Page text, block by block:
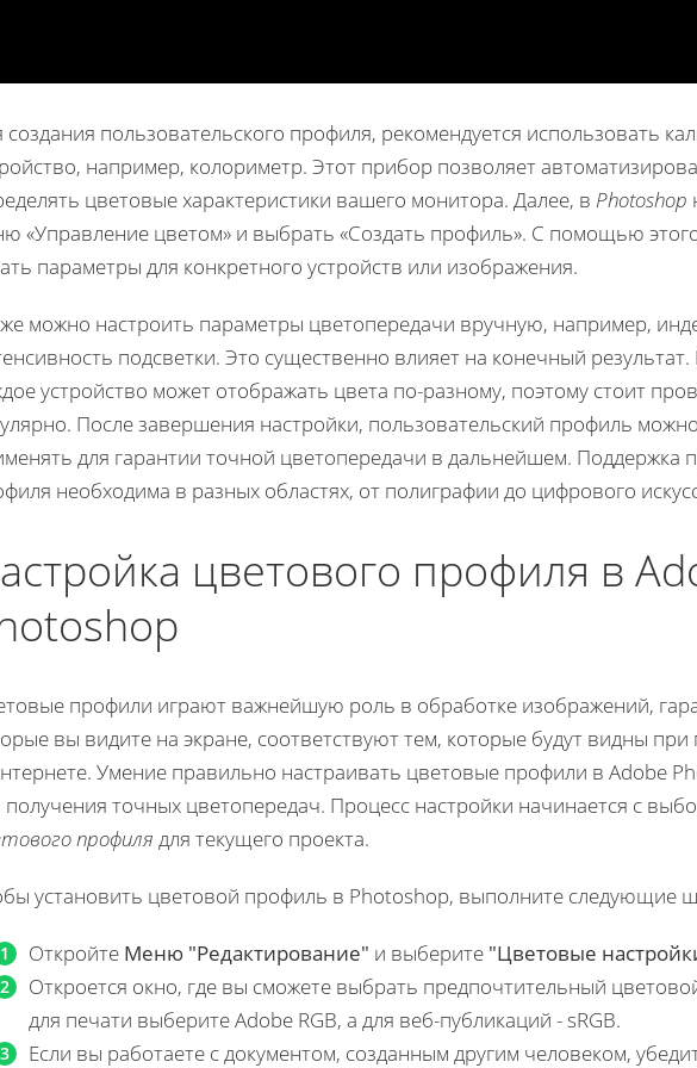
создания пользовательского профиля, рекомендуется использовать
например, колориметр. Этот прибор позволяет
цветовые характеристики вашего монитора. Далее, в Photoshop
«Управление цветом» и выбрать «Создать профиль». С помощью
параметры для конкретного устройств или изображения.
можно настроить параметры цветопередачи вручную, например,
подсветки. Это существенно влияет на конечный
устройство может отображать цвета по-разному, поэтому стоит
После завершения настройки, пользовательский профиль
для гарантии точной цветопередачи в дальнейшем. Поддержка
необходима в разных областях, от полиграфии до цифрового
цветового профиля в
профили играют важнейшую роль в обработке изображений,
вы видите на экране, соответствуют тем, которые будут видны
Умение правильно настраивать цветовые профили в Adobe
получения точных цветопередач. Процесс настройки начинается с
профиля для текущего проекта.
установить цветовой профиль в Photoshop, выполните следующие
Откройте Меню "Редактирование" и выберите "Цветовые
Откроется окно, где вы сможете выбрать предпочтительный
для печати выберите Adobe RGB, а для веб-публикаций - sRGB.
Если вы работаете с документом, созданным другим человеком,